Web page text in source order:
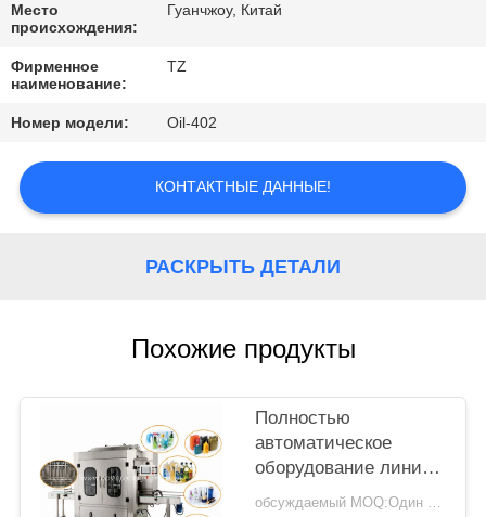
СВЯЖИТЕСЬ
С
НАМИ
НОВОСТИ
PRIVACY
POLICY
Место
происхождения:
Гуанчжоу, Китай
Фирменное
наименование:
TZ
Номер модели: Oil-402
КОНТАКТНЫЕ ДАННЫЕ!
РАСКРЫТЬ ДЕТАЛИ
Похожие продукты
Полностью
автоматическое
оборудование линии
разлива отсутствие
обсуждаемый MOQ:Один комплект